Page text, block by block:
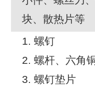
块、散热片
1. 螺钉
2. 螺杆、六角
3. 螺钉垫片